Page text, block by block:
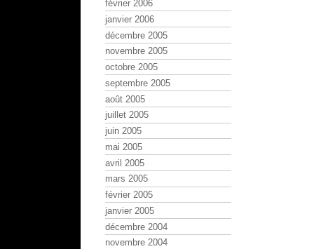
février 2006
janvier 2006
décembre 2005
novembre 2005
octobre 2005
septembre 2005
août 2005
juillet 2005
juin 2005
mai 2005
avril 2005
mars 2005
février 2005
janvier 2005
décembre 2004
novembre 2004